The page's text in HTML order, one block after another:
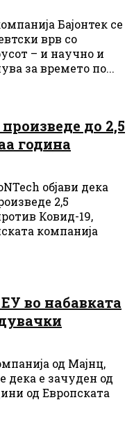
Бајонтек се
врв со
– и научно и
за времето по...
до 2,5
година
објави дека
2,5
Ковид-19,
компанија
ЕУ во набавката
од Мајнц,
дека е зачуден од
од Европската